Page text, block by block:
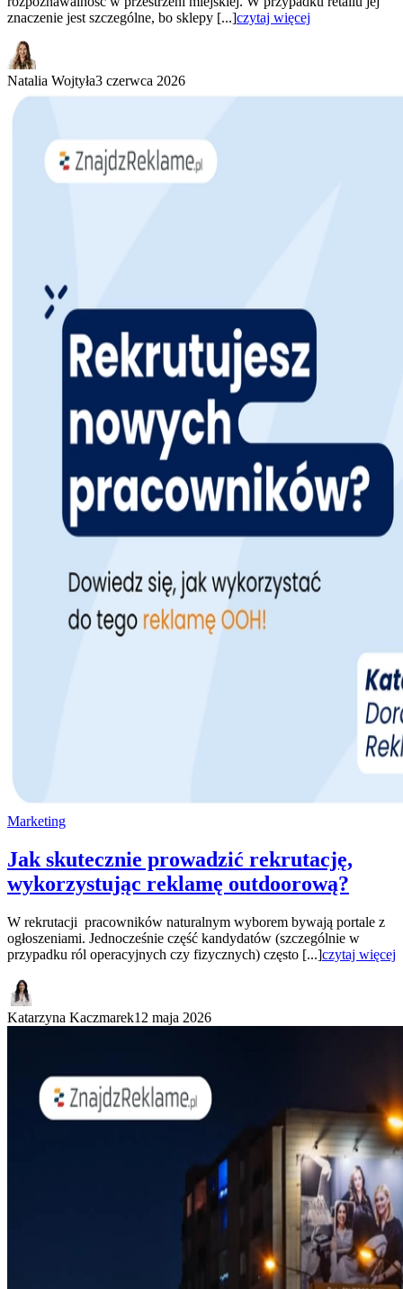
znaczenie jest szczególne, bo sklepy [...]czytaj więcej
Natalia Wojtyła3 czerwca 2026
Marketing
Jak skutecznie prowadzić rekrutację,
wykorzystując reklamę outdoorową?
W rekrutacji pracowników naturalnym wyborem bywają portale z
ogłoszeniami. Jednocześnie część kandydatów (szczególnie w
przypadku ról operacyjnych czy fizycznych) często [...]czytaj więcej
Katarzyna Kaczmarek12 maja 2026